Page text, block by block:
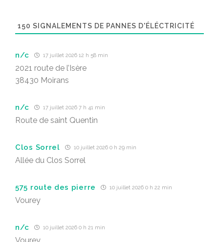
150 SIGNALEMENTS DE PANNES D'ÉLÉCTRICITÉ
n/c 17 juillet 2026 12 h 58 min
2021 route de l’Isère
38430 Moirans
n/c 17 juillet 2026 7 h 41 min
Route de saint Quentin
Clos Sorrel 10 juillet 2026 0 h 29 min
Allée du Clos Sorrel
575 route des pierre 10 juillet 2026 0 h 22 min
Vourey
n/c 10 juillet 2026 0 h 21 min